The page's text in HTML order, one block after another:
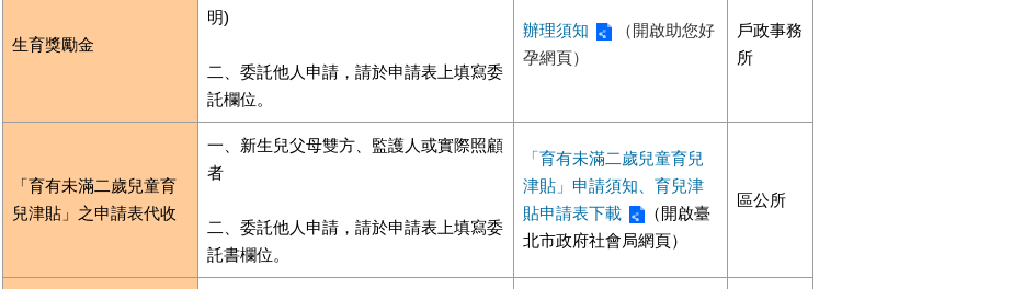
生育獎勵金
明)
二、委託他人申請，請於申請表上填寫委
託欄位。
辦理須知
（開啟助您好
孕網頁）
戶政事務
所
「育有未滿二歲兒童育
兒津貼」之申請表代收
一、新生兒父母雙方、監護人或實際照顧
者
二、委託他人申請，請於申請表上填寫委
託書欄位。
「育有未滿二歲兒童育兒
津貼」申請須知、育兒津
貼申請表下載
（開啟臺
北市政府社會局網頁）
區公所